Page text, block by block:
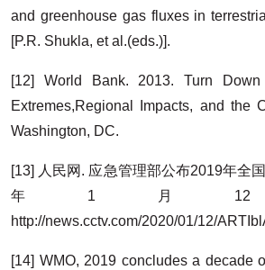
and greenhouse gas fluxes in
[P.R. Shukla, et al.(eds.)].
[12] World Bank. 2013. Turn
Extremes,Regional Impacts, and the
Washington, DC.
[13] 人民网. 应急管理部公布2019年全
年1月
http://news.cctv.com/2020/01/12/
[14] WMO, 2019 concludes a decade